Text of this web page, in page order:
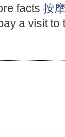
facts 按
a visit to